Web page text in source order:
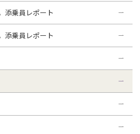
添乗員レポート
添乗員レポート